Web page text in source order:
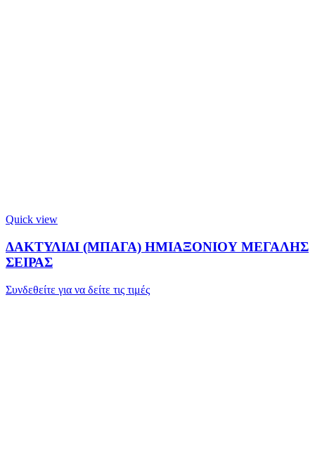
Quick view
ΔΑΚΤΥΛΙΔΙ (ΜΠΑΓΑ) ΗΜΙΑΞΟΝΙΟΥ ΜΕΓΑΛΗΣ
ΣΕΙΡΑΣ
Συνδεθείτε για να δείτε τις τιμές